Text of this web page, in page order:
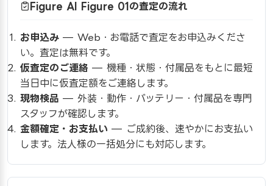
Figure AI Figure 01の査定の流れ
お申込み — Web・お電話で査定をお申込みくださ
い。査定は無料です。
仮査定のご連絡 — 機種・状態・付属品をもとに最短
当日中に仮査定額をご連絡します。
現物検品 — 外装・動作・バッテリー・付属品を専門
スタッフが確認します。
金額確定・お支払い — ご成約後、速やかにお支払い
します。法人様の一括処分にも対応します。